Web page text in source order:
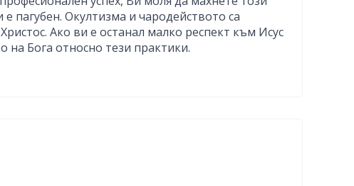
пагубен. Окултизма и чародейството са
Ако ви е останал малко респект към Исус
на Бога относно тези практики.